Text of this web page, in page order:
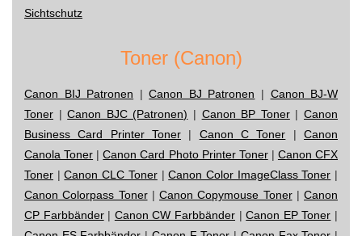
Sichtschutz
Toner (Canon)
Canon BIJ Patronen |Canon BJ Patronen | Canon BJ-W
Toner |Canon BJC (Patronen) | Canon BP Toner|Canon
Business Card Printer Toner | Canon C Toner |Canon
Canola Toner |Canon Card Photo Printer Toner| Canon CFX
Toner |Canon CLC Toner|Canon Color ImageClass Toner |
Canon Colorpass Toner| Canon Copymouse Toner| Canon
CP Farbbänder| Canon CW Farbbänder |Canon EP Toner |